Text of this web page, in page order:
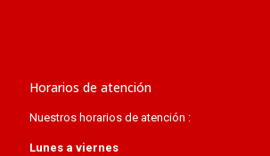
Horarios de atención
Nuestros horarios de atención :
Lunes a viernes